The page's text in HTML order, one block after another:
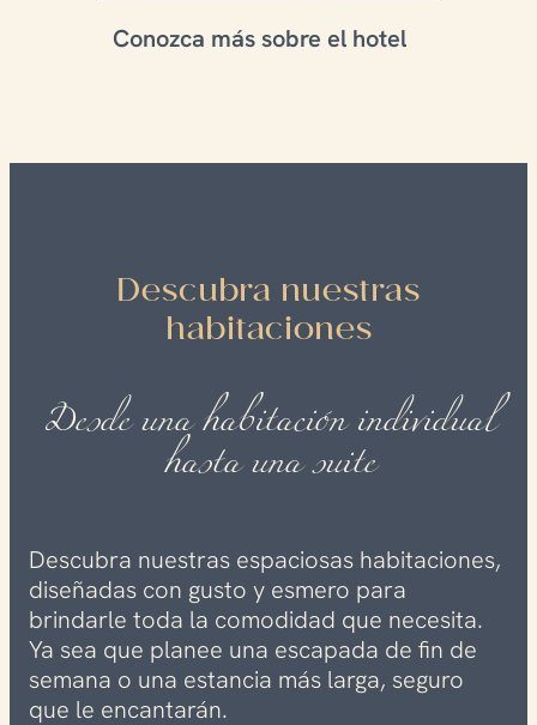
Conozca más sobre el hotel
Descubra nuestras
habitaciones
Desde una habitación individual
hasta una suite
Descubra nuestras espaciosas habitaciones,
diseñadas con gusto y esmero para
brindarle toda la comodidad que necesita.
Ya sea que planee una escapada de fin de
semana o una estancia más larga, seguro
que le encantarán.